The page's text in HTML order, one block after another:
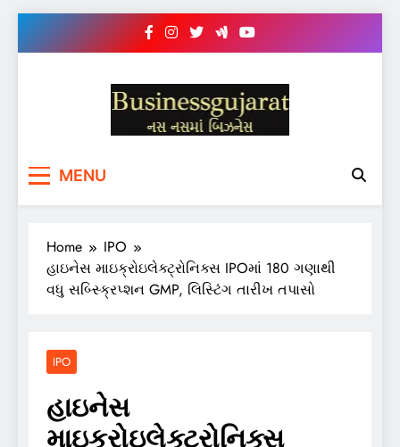
BUSINESS GUJARAT
MENU
Home
IPO
હાઇનેસ માઇક્રોઇલેક્ટ્રોનિક્સ IPOમાં 180 ગણાથી
વધુ સબ્સ્ક્રિપ્શન GMP, લિસ્ટિંગ તારીખ તપાસો
IPO
હાઇનેસ
માઇક્રોઇલેક્ટ્રોનિક્સ